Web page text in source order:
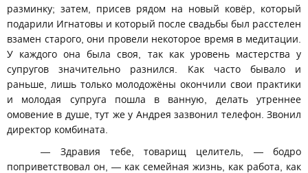
разминку; затем, присев рядом на новый ковёр, который
подарили Игнатовы и который после свадьбы был расстелен
взамен старого, они провели некоторое время в медитации.
У каждого она была своя, так как уровень мастерства у
супругов значительно разнился. Как часто бывало и
раньше, лишь только молодожёны окончили свои практики
и молодая супруга пошла в ванную, делать утреннее
омовение в душе, тут же у Андрея зазвонил телефон. Звонил
директор комбината.
— Здравия тебе, товарищ целитель, — бодро
поприветствовал он, — как семейная жизнь, как работа, как